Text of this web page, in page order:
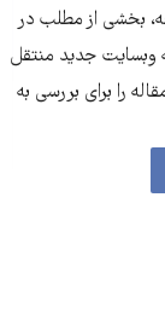
بخشی از مطلب در
وبسایت جدید منتقل
را برای بررسی به